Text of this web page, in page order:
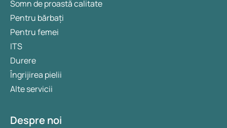
Somn de proastă calitate
Pentru bărbați
Pentru femei
ITS
Durere
Îngrijirea pielii
Alte servicii
Despre noi